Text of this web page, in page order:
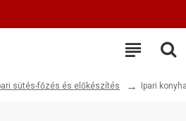
sütés-főzés és előkészítés Ipari